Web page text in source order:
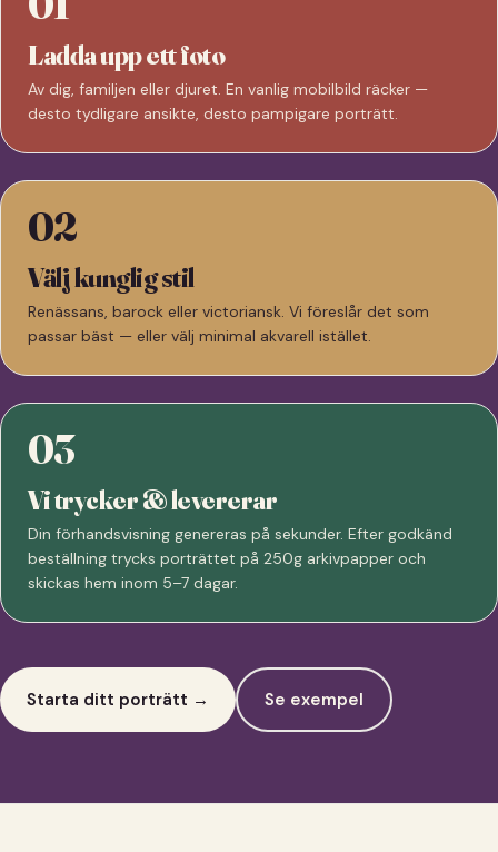
Ladda upp ett foto
Av dig, familjen eller djuret. En vanlig mobilbild räcker —
desto tydligare ansikte, desto pampigare porträtt.
02
Välj kunglig stil
Renässans, barock eller victoriansk. Vi föreslår det som
passar bäst — eller välj minimal akvarell istället.
03
Vi trycker & levererar
Din förhandsvisning genereras på sekunder. Efter godkänd
beställning trycks porträttet på 250g arkivpapper och
skickas hem inom 5–7 dagar.
Starta ditt porträtt → Se exempel